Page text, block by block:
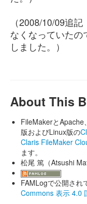
（2008/10/09追
なくなっていた
しました。）
About This
FileMakerとApache
版およびLinux版の
Claris FileMaker
ます。
松尾 篤（Atsushi
FAMLogで公開され
Commons 表示 4.0